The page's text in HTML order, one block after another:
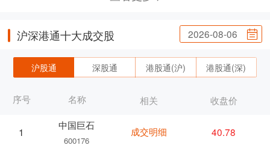
沪深港通十大成交股 2026-08-06
沪股通 深股通 港股通(沪) 港股通(深)
序号 名称
1
中国巨石
600176
相关 收盘价
成交明细 40.78